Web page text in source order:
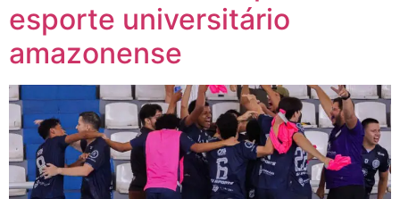
esporte universitário
amazonense